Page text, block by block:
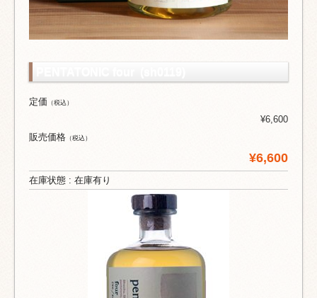
定価 （税込）
¥6,600
販売価格 （税込）
¥6,600
在庫状態 : 在庫有り